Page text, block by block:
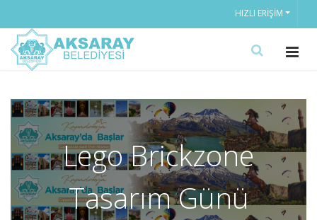
HIZLI ERIŞIM
Lego Brickzone
Tasarım Günü